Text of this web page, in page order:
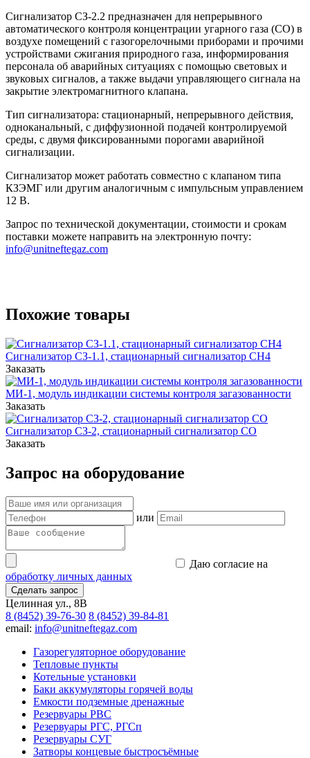
Сигнализатор СЗ-2.2 предназначен для непрерывного
автоматического контроля концентрации угарного газа (CО) в
воздухе помещений с газогорелочными приборами и прочими
устройствами сжигания природного газа, информирования
персонала об аварийных ситуациях с помощью световых и
звуковых сигналов, а также выдачи управляющего сигнала на
закрытие электромагнитного клапана.
Тип сигнализатора: стационарный, непрерывного действия,
одноканальный, с диффузионной подачей контролируемой
среды, с двумя фиксированными порогами аварийной
сигнализации.
Сигнализатор может работать совместно с клапаном типа
КЗЭМГ или другим аналогичным с импульсным управлением
12 В.
Запрос по технической документации, стоимости и срокам
поставки можете направить на электронную почту:
info@unitneftegaz.com
Похожие товары
Сигнализатор СЗ-1.1, стационарный сигнализатор СН4
Заказать
МИ-1, модуль индикации системы контроля загазованности
Заказать
Сигнализатор СЗ-2, стационарный сигнализатор CO
Заказать
Запрос на оборудование
или
Даю согласие на
обработку личных данных
Сделать запрос
Целинная ул., 8В
8 (8452) 39-76-30 8 (8452) 39-84-81
email: info@unitneftegaz.com
Газорегуляторное оборудование
Тепловые пункты
Котельные установки
Баки аккумуляторы горячей воды
Емкости подземные дренажные
Резервуары РВС
Резервуары РГС, РГСп
Резервуары СУГ
Затворы концевые быстросъёмные